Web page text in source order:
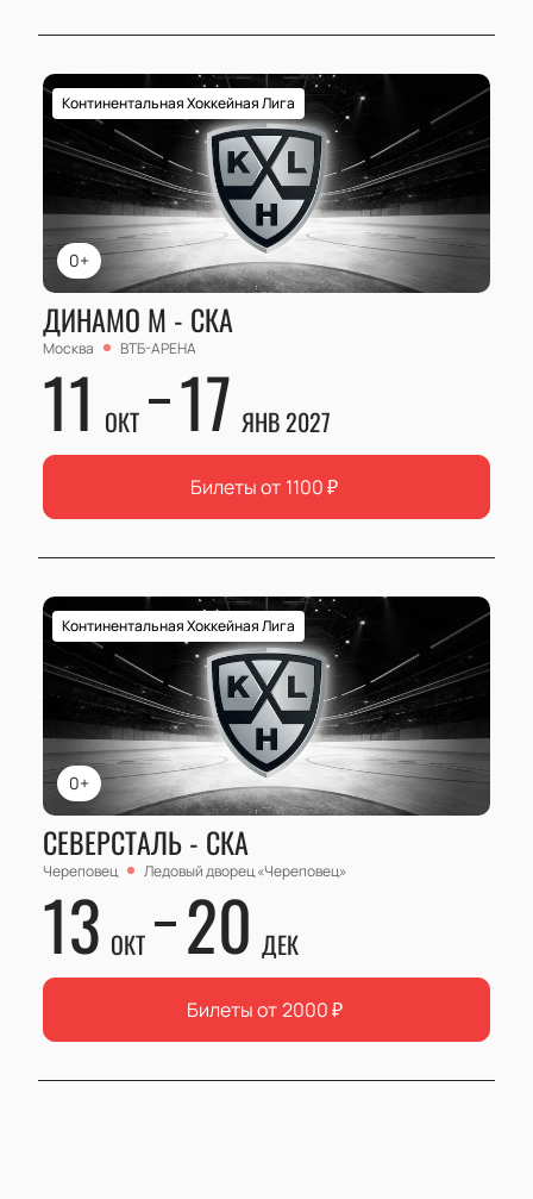
0+
Континентальная Хоккейная Лига
ДИНАМО М - СКА
Москва ВТБ-АРЕНА
11 ОКТ 17 ЯНВ 2027
Билеты от 1100₽
0+
Континентальная Хоккейная Лига
СЕВЕРСТАЛЬ - СКА
Череповец Ледовый дворец «Череповец»
13 ОКТ 20 ДЕК
Билеты от 2000₽